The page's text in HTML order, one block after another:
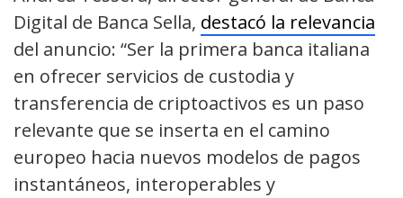
Digital de Banca Sella, destacó la relevancia
del anuncio: “Ser la primera banca italiana
en ofrecer servicios de custodia y
transferencia de criptoactivos es un paso
relevante que se inserta en el camino
europeo hacia nuevos modelos de pagos
instantáneos, interoperables y